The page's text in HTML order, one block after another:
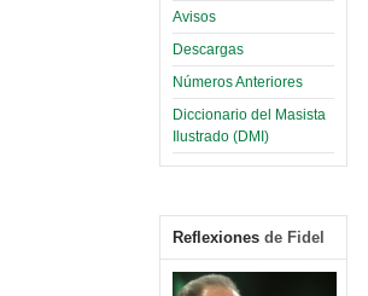
Avisos
Descargas
Números Anteriores
Diccionario del Masista
Ilustrado (DMI)
Reflexiones de Fidel